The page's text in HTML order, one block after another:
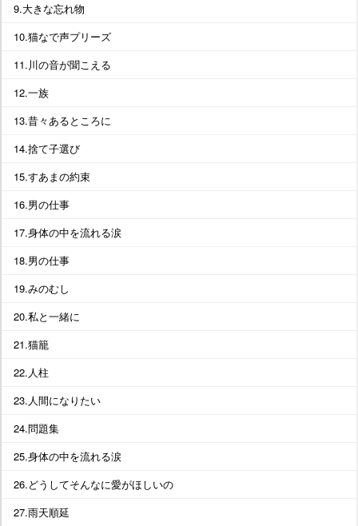
9.大きな忘れ物
10.猫なで声プリーズ
11.川の音が聞こえる
12.一族
13.昔々あるところに
14.捨て子選び
15.すあまの約束
16.男の仕事
17.身体の中を流れる涙
18.男の仕事
19.みのむし
20.私と一緒に
21.猫籠
22.人柱
23.人間になりたい
24.問題集
25.身体の中を流れる涙
26.どうしてそんなに愛がほしいの
27.雨天順延